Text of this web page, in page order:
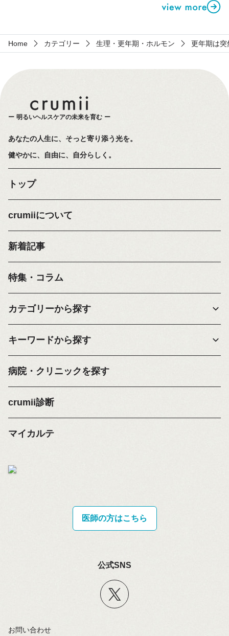
Home カテゴリー 生理・更年期・ホルモン 更年期は
明るいヘルスケアの未来を育む
あなたの人生に、そっと寄り添う光を。
健やかに、自由に、自分らしく。
トップ
crumiiについて
新着記事
特集・コラム
カテゴリーから探す
キーワードから探す
病院・クリニックを探す
crumii診断
マイカルテ
医師の方はこちら
公式SNS
お問い合わせ